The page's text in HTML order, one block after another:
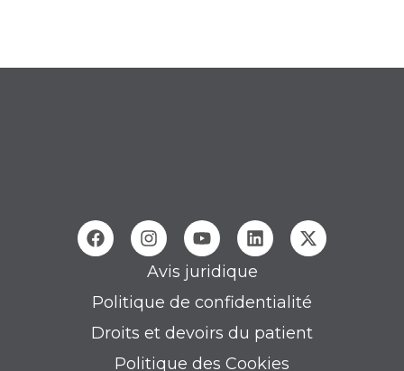
Avis juridique
Politique de confidentialité
Droits et devoirs du patient
Politique des Cookies